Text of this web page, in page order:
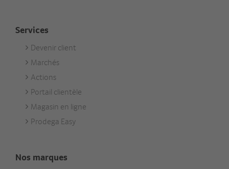
Services
Footer
Services
Devenir client
Marchés
Actions
Portail clientèle
Magasin en ligne
Prodega Easy
Nos marques